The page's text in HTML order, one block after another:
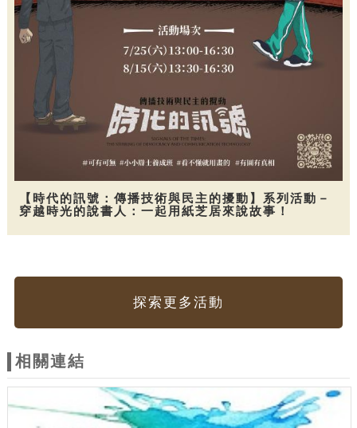
【時代的訊號：傳播技術與民主的擾動】系列活動－
穿越時光的說書人：一起用紙芝居來說故事！
探索更多活動
相關連結